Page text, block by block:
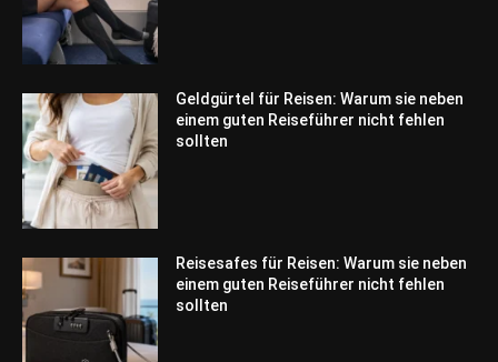
Geldgürtel für Reisen: Warum sie neben
einem guten Reiseführer nicht fehlen
sollten
Reisesafes für Reisen: Warum sie neben
einem guten Reiseführer nicht fehlen
sollten